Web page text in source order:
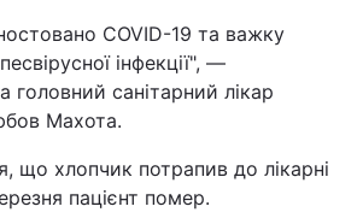
COVID-19 та важку
інфекції", —
головний санітарний лікар
Махота.
що хлопчик потрапив до лікарні
пацієнт помер.